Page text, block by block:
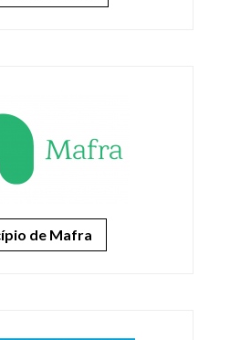
de Mafra